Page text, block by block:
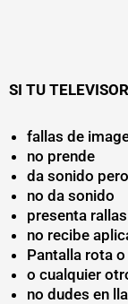
SI TU
fallas de
no prende
da sonido
no da sonido
presenta rallas
no recibe
Pantalla rota
o cualquier
no dudes en